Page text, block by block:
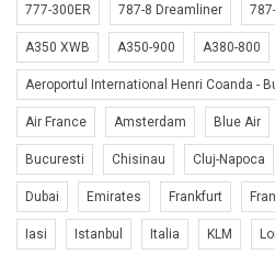
777-300ER 787-8 Dreamliner
A350 XWB A350-900 A380-800
Aeroportul International Henri Coanda -
Air France Amsterdam Blue Air
Bucuresti Chisinau Cluj-Napoca
Dubai Emirates Frankfurt
Iasi Istanbul Italia KLM